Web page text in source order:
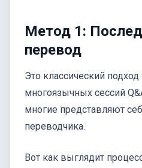
Метод 1:
перевод
Это классический
многоязычных сессий
многие представляют
переводчика.
Вот как выглядит